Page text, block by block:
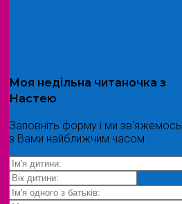
Моя недільна читаночка з
Настею
Заповніть форму і ми зв'яжемось
з Вами найближчим часом